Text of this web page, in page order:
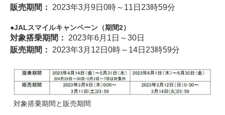
販売期間： 2023年3月9日0時～11日23時59分
JALスマイルキャンペーン（期間2）
対象搭乗期間： 2023年6月1日～30日
販売期間： 2023年3月12日0時～14日23時59分
対象搭乗期間と販売期間